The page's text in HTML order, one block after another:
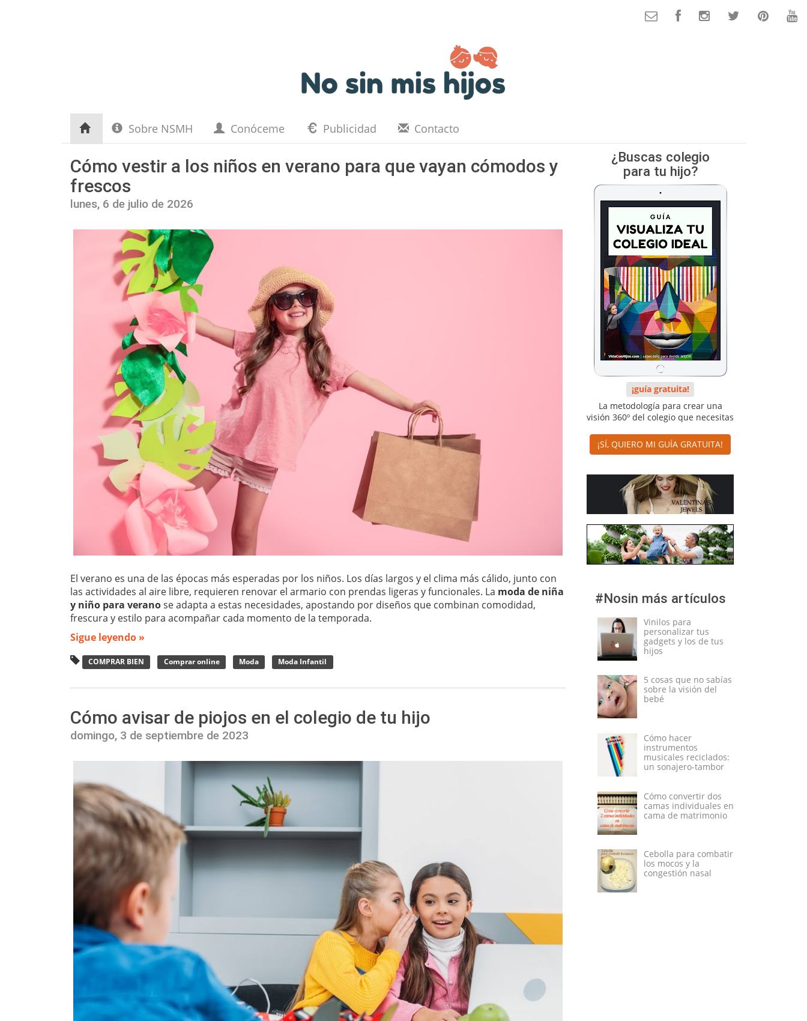
Sobre NSMH Conóceme Publicidad Contacto
Cómo vestir a los niños en verano para que vayan cómodos y
frescos
lunes, 6 de julio de 2026
El verano es una de las épocas más esperadas por los niños. Los días largos y el clima más cálido, junto con
las actividades al aire libre, requieren renovar el armario con prendas ligeras y funcionales. La moda de niña
y niño para veranose adapta a estas necesidades, apostando por diseños que combinan comodidad,
frescura y estilo para acompañar cada momento de la temporada.
Sigue leyendo »
COMPRAR BIEN Comprar online Moda Moda Infantil
Cómo avisar de piojos en el colegio de tu hijo
domingo, 3 de septiembre de 2023
¿Buscas colegio
para tu hijo?
¡guía gratuita!
La metodología para crear una
visión 360º del colegio que necesitas
¡SÍ, QUIERO MI GUÍA GRATUITA!
#Nosin más artículos
Vinilos para
personalizar tus
gadgets y los de tus
hijos
5 cosas que no sabías
sobre la visión del
bebé
Cómo hacer
instrumentos
musicales reciclados:
un sonajero-tambor
Cómo convertir dos
camas individuales en
cama de matrimonio
Cebolla para combatir
los mocos y la
congestión nasal